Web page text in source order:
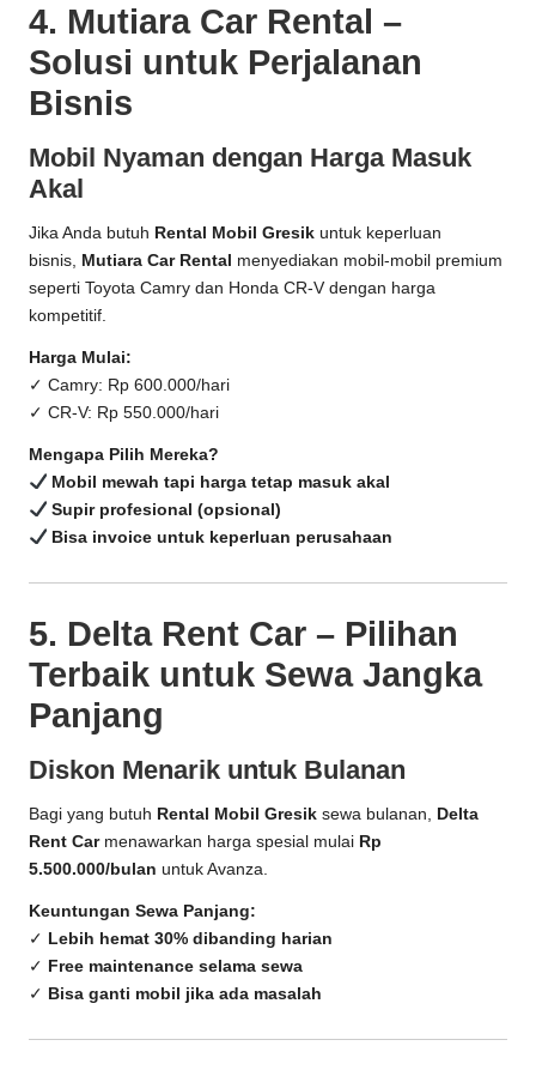
4. Mutiara Car Rental –
Solusi untuk Perjalanan
Bisnis
Mobil Nyaman dengan Harga Masuk
Akal
Jika Anda butuh Rental Mobil Gresik untuk keperluan
bisnis,
Mutiara Car Rental menyediakan mobil-mobil premium
seperti Toyota Camry dan Honda CR-V dengan harga
kompetitif.
Harga Mulai:
✓ Camry: Rp 600.000/hari
✓ CR-V: Rp 550.000/hari
Mengapa Pilih Mereka?
Mobil mewah tapi harga tetap masuk akal
Supir profesional (opsional)
Bisa invoice untuk keperluan perusahaan
5. Delta Rent Car – Pilihan
Terbaik untuk Sewa Jangka
Panjang
Diskon Menarik untuk Bulanan
Bagi yang butuh Rental Mobil Gresik sewa bulanan, Delta
Rent Carmenawarkan harga spesial mulai Rp
5.500.000/bulan untuk Avanza.
Keuntungan Sewa Panjang:
✓ Lebih hemat 30% dibanding harian
✓ Free maintenance selama sewa
✓ Bisa ganti mobil jika ada masalah